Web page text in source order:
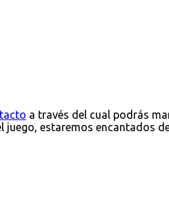
a través del cual podrás
estaremos encantados